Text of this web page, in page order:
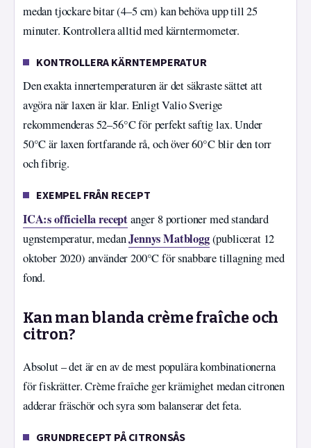
medan tjockare bitar (4–5 cm) kan behöva upp till 25
minuter. Kontrollera alltid med kärntermometer.
KONTROLLERA KÄRNTEMPERATUR
Den exakta innertemperaturen är det säkraste sättet att
avgöra när laxen är klar. Enligt Valio Sverige
rekommenderas 52–56°C för perfekt saftig lax. Under
50°C är laxen fortfarande rå, och över 60°C blir den torr
och fibrig.
EXEMPEL FRÅN RECEPT
ICA:s officiella receptanger 8 portioner med standard
ugnstemperatur, medanJennys Matblogg(publicerat 12
oktober 2020) använder 200°C för snabbare tillagning med
fond.
Kan man blanda crème fraîche och
citron?
Absolut – det är en av de mest populära kombinationerna
för fiskrätter. Crème fraîche ger krämighet medan citronen
adderar fräschör och syra som balanserar det feta.
GRUNDRECEPT PÅ CITRONSÅS